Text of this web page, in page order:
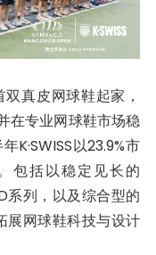
双真皮网球鞋起家，
在专业网球鞋市场稳
K·SWISS以23.9%市
包括以稳定见长的
系列，以及综合型的
展网球鞋科技与设计